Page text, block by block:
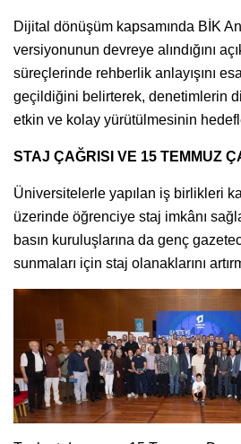
Dijital dönüşüm kapsamında BİK
versiyonunun devreye alındığını
süreçlerinde rehberlik anlayışını
geçildiğini belirterek, denetimlerin
etkin ve kolay yürütülmesinin
STAJ ÇAĞRISI VE 15 TEMMUZ
Üniversitelerle yapılan iş birlikleri
üzerinde öğrenciye staj imkânı
basın kuruluşlarına da genç
sunmaları için staj olanaklarını